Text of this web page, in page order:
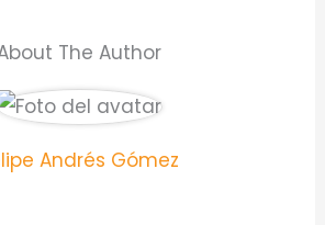
The Author
Andrés Gómez